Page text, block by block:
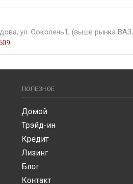
ул. Соколень1, (выше рынка ВАЗ,
ПОЛЕЗНОЕ
Домой
Трэйд-ин
Кредит
Лизинг
Блог
Контакт